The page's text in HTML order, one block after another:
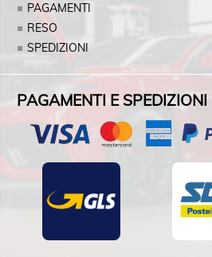
PAGAMENTI
RESO
SPEDIZIONI
PAGAMENTI E SPEDIZIONI